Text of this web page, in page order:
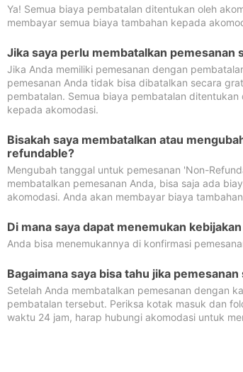
Ya! Semua biaya pembatalan ditentukan oleh
membayar semua biaya tambahan kepada
Jika saya perlu membatalkan pemesanan
Jika Anda memiliki pemesanan dengan
pemesanan Anda tidak bisa dibatalkan secara
pembatalan. Semua biaya pembatalan
kepada akomodasi.
Bisakah saya membatalkan atau
refundable?
Mengubah tanggal untuk pemesanan 'Non-
membatalkan pemesanan Anda, bisa saja ada
akomodasi. Anda akan membayar biaya
Di mana saya dapat menemukan
Anda bisa menemukannya di konfirmasi
Bagaimana saya bisa tahu jika pemesanan
Setelah Anda membatalkan pemesanan dengan
pembatalan tersebut. Periksa kotak masuk dan
waktu 24 jam, harap hubungi akomodasi untuk